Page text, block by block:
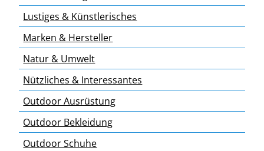
Lustiges & Künstlerisches
Marken & Hersteller
Natur & Umwelt
Nützliches & Interessantes
Outdoor Ausrüstung
Outdoor Bekleidung
Outdoor Schuhe